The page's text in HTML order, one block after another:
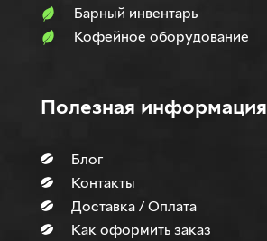
Барный инвентарь
Кофейное оборудование
Полезная информация
Блог
Контакты
Доставка / Оплата
Как оформить заказ